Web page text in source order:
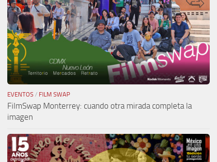
EVENTOS / FILM SWAP
FilmSwap Monterrey: cuando otra mirada completa la
imagen